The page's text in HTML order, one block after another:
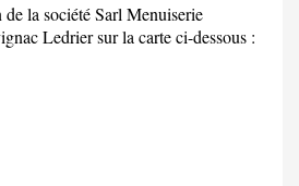
la société Sarl Menuiserie
Ledrier sur la carte ci-dessous :